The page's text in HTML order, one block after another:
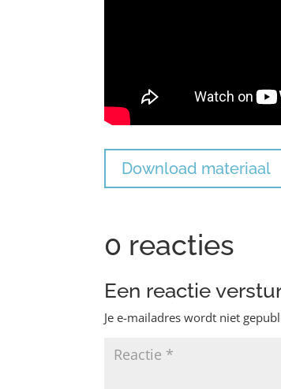
Download materiaal
0 reacties
Een reactie
Je e-mailadres wordt niet